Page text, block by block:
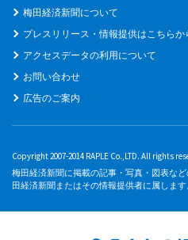
梅田経済新聞について
プレスリリース・情報提供はこちらか
アクセスデータの利用について
お問い合わせ
広告のご案内
Copyright 2007-2014 RAPLE Co.,LTD. All rights
梅田経済新聞に掲載の記事・写真・図表な
田経済新聞またはその情報提供者に属します